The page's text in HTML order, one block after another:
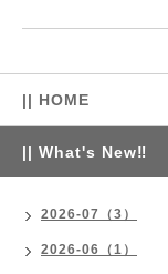
|| HOME
|| What's New‼
2026-07（3）
2026-06（1）